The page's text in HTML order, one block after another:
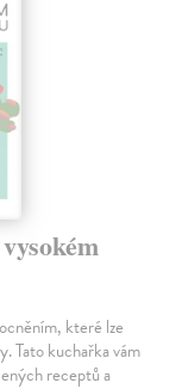
které lze
Tato kuchařka vám
receptů a